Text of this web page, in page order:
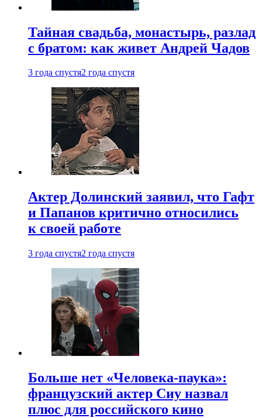
Тайная свадьба, монастырь, разлад
с братом: как живет Андрей Чадов
3 года спустя2 года спустя
Актер Долинский заявил, что Гафт
и Папанов критично относились
к своей работе
3 года спустя2 года спустя
Больше нет «Человека-паука»:
французский актер Сиу назвал
плюс для российского кино